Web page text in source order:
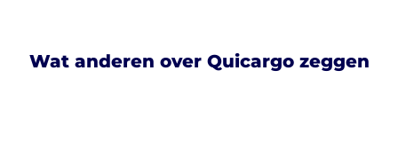
Wat anderen over Quicargo zeggen